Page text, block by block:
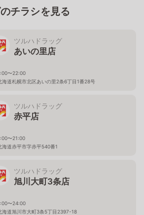
チラシを見る
ツルハドラッグ
あいの里店
〜22:00
海道札幌市北区あいの里2条6丁目1番28号
ツルハドラッグ
赤平店
〜21:00
海道赤平市字赤平540番1
ツルハドラッグ
旭川大町3条店
〜24:00
海道旭川市大町3条5丁目2397-18